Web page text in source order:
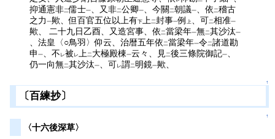
抑通憲非二儒士一、又非二公卿一、今關二朝議一、依二稽古
之力一歟、但百官五位以上有下上二封事一例上、可二相准一
歟、 二十九日乙酉、又造宮事、依二當梁年一無二其沙汰一
、法皇〈○鳥羽〉仰云、治暦五年依二當梁年一令二諸道勘
申一、不 レ被 レ上二大極殿棟一云々、見二後三條院御記一、
仍一向無二其沙汰一、可レ謂二明鏡一歟、
↑
〔百練抄〕
↑
〈十六後深草〉